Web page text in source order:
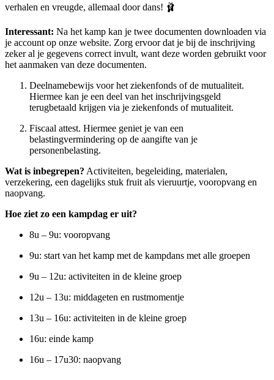
verhalen en vreugde, allemaal door dans! 🩰
Interessant: Na het kamp kan je twee documenten downloaden via
je account op onze website. Zorg ervoor dat je bij de inschrijving
zeker al je gegevens correct invult, want deze worden gebruikt voor
het aanmaken van deze documenten.
Deelnamebewijs voor het ziekenfonds of de mutualiteit.
Hiermee kan je een deel van het inschrijvingsgeld
terugbetaald krijgen via je ziekenfonds of mutualiteit.
Fiscaal attest. Hiermee geniet je van een
belastingvermindering op de aangifte van je
personenbelasting.
Wat is inbegrepen? Activiteiten, begeleiding, materialen,
verzekering, een dagelijks stuk fruit als vieruurtje, vooropvang en
naopvang.
Hoe ziet zo een kampdag er uit?
8u – 9u: vooropvang
9u: start van het kamp met de kampdans met alle groepen
9u – 12u: activiteiten in de kleine groep
12u – 13u: middageten en rustmomentje
13u – 16u: activiteiten in de kleine groep
16u: einde kamp
16u – 17u30: naopvang